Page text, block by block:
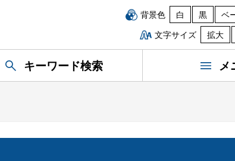
背景色 白 黒
ベ
文字サイズ
拡大
キーワード検索 メ